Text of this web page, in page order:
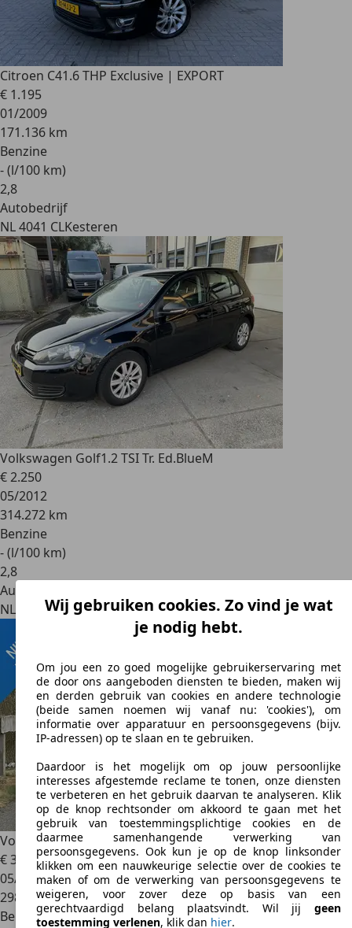
Citroen C41.6 THP Exclusive | EXPORT
€ 1.195
01/2009
171.136 km
Benzine
- (l/100 km)
2,8
Autobedrijf
NL 4041 CLKesteren
Volkswagen Golf1.2 TSI Tr. Ed.BlueM
€ 2.250
05/2012
314.272 km
Benzine
- (l/100 km)
2,8
Autobedrijf
NL 3925 LW Scherpenzeel
Volkswagen Polo
1.4-16V Comfortline
€ 3.950
05/2010
298.202 km
Benzine
Wij gebruiken cookies. Zo vind je wat
je nodig hebt.
Om jou een zo goed mogelijke gebruikerservaring met
de door ons aangeboden diensten te bieden, maken wij
en derden gebruik van cookies en andere technologie
(beide samen noemen wij vanaf nu: 'cookies'), om
informatie over apparatuur en persoonsgegevens (bijv.
IP-adressen) op te slaan en te gebruiken.
Daardoor is het mogelijk om op jouw persoonlijke
interesses afgestemde reclame te tonen, onze diensten
te verbeteren en het gebruik daarvan te analyseren. Klik
op de knop rechtsonder om akkoord te gaan met het
gebruik van toestemmingsplichtige cookies en de
daarmee samenhangende verwerking van
persoonsgegevens. Ook kun je op de knop linksonder
klikken om een nauwkeurige selectie over de cookies te
maken of om de verwerking van persoonsgegevens te
weigeren, voor zover deze op basis van een
gerechtvaardigd belang plaatsvindt. Wil jij geen
toestemming verlenen, klik dan hier.